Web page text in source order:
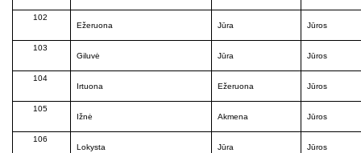
102
Ežeruona
Jūra Jūros
103
Giluvė
Jūra Jūros
104
Irtuona
Ežeruona Jūros
105
Ižnė
Akmena Jūros
106
Lokysta
Jūra Jūros